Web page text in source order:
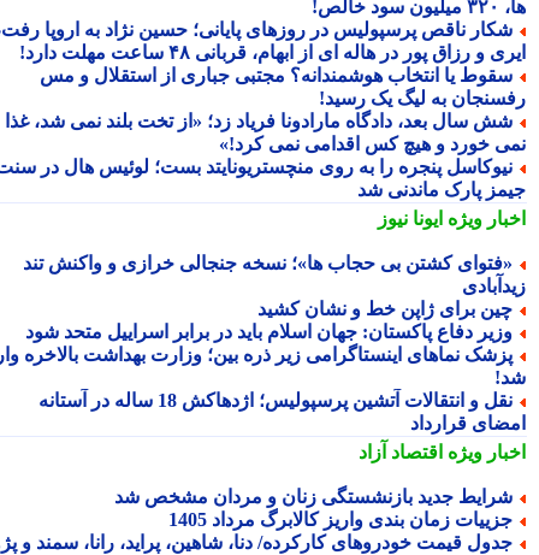
ناقص پرسپولیس در روزهای پایانی؛ حسین نژاد به اروپا رفت،
و رزاق پور در هاله ای از ابهام، قربانی ۴۸ ساعت مهلت دارد!
یا انتخاب هوشمندانه؟ مجتبی جباری از استقلال و مس
به لیگ یک رسید!
سال بعد، دادگاه مارادونا فریاد زد؛ «از تخت بلند نمی شد، غذا
خورد و هیچ کس اقدامی نمی کرد!»
پنجره را به روی منچستریونایتد بست؛ لوئیس هال در سنت
پارک ماندنی شد
ویژهایونا نیوز
کشتن بی حجاب ها»؛ نسخه جنجالی خرازی و واکنش تند
برای ژاپن خط و نشان کشید
دفاع پاکستان: جهان اسلام باید در برابر اسراییل متحد شود
نماهای اینستاگرامی زیر ذره بین؛ وزارت بهداشت بالاخره وارد
نقل و انتقالات آتشین پرسپولیس؛ اژدهاکش 18 ساله در آستانه
قرارداد
ویژهاقتصاد آزاد
جدید بازنشستگی زنان و مردان مشخص شد
زمان بندی واریز کالابرگ مرداد 1405
قیمت خودروهای کارکرده/ دنا، شاهین، پراید، رانا، سمند و پژو